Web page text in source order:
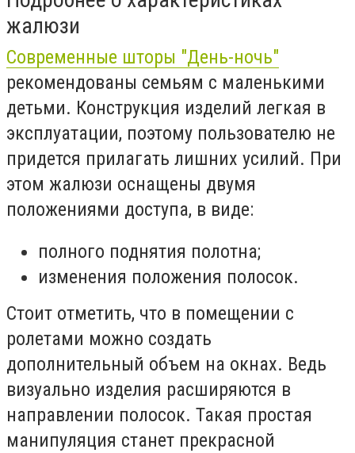
жалюзи
Современные шторы "День-ночь"
рекомендованы семьям с маленькими
детьми. Конструкция изделий легкая в
эксплуатации, поэтому пользователю не
придется прилагать лишних усилий. При
этом жалюзи оснащены двумя
положениями доступа, в виде:
полного поднятия полотна;
изменения положения полосок.
Стоит отметить, что в помещении с
ролетами можно создать
дополнительный объем на окнах. Ведь
визуально изделия расширяются в
направлении полосок. Такая простая
манипуляция станет прекрасной